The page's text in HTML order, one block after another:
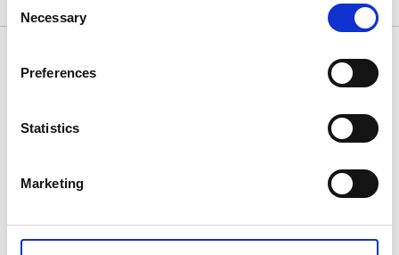
Selection
Necessary
Preferences
Statistics
Marketing